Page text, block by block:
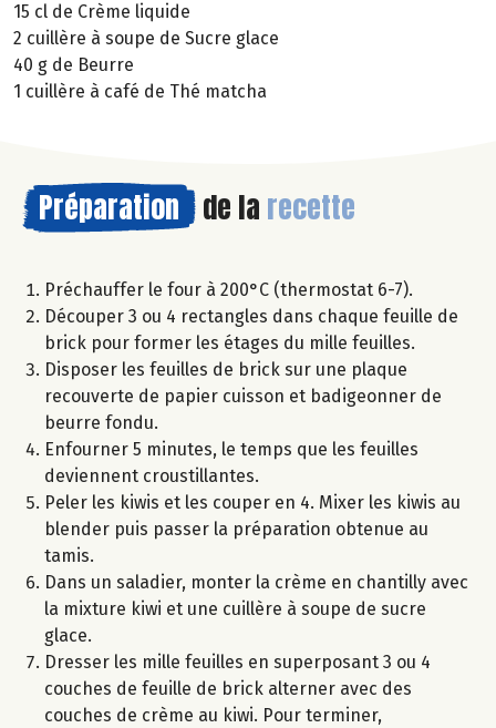
15 cl de Crème liquide
2 cuillère à soupe de Sucre glace
40 g de Beurre
1 cuillère à café de Thé matcha
Préparation de la recette
Préchauffer le four à 200°C (thermostat 6-7).
Découper 3 ou 4 rectangles dans chaque feuille de
brick pour former les étages du mille feuilles.
Disposer les feuilles de brick sur une plaque
recouverte de papier cuisson et badigeonner de
beurre fondu.
Enfourner 5 minutes, le temps que les feuilles
deviennent croustillantes.
Peler les kiwis et les couper en 4. Mixer les kiwis au
blender puis passer la préparation obtenue au
tamis.
Dans un saladier, monter la crème en chantilly avec
la mixture kiwi et une cuillère à soupe de sucre
glace.
Dresser les mille feuilles en superposant 3 ou 4
couches de feuille de brick alterner avec des
couches de crème au kiwi. Pour terminer,